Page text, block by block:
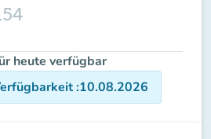
heute verfügbar
:10.08.2026